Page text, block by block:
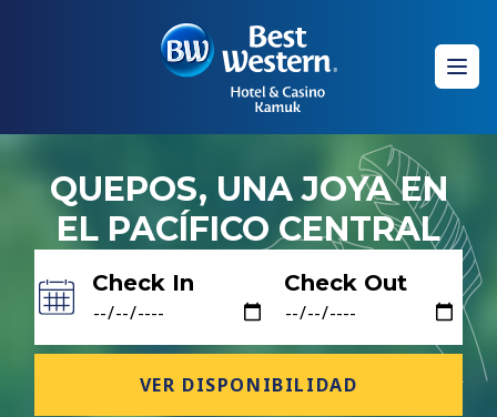
QUEPOS, UNA JOYA EN
EL PACÍFICO CENTRAL
Check In Check Out
VER DISPONIBILIDAD